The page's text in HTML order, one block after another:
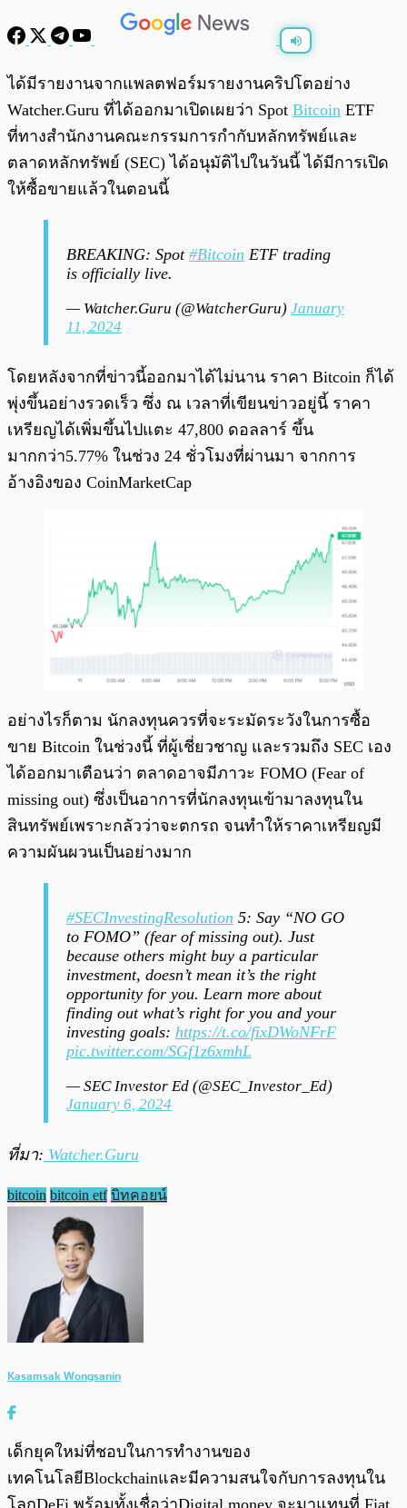
/
ได้มีรายงานจากแพลตฟอร์มรายงานคริปโตอย่าง
Watcher.Guru ที่ได้ออกมาเปิดเผยว่า Spot Bitcoin ETF
ที่ทางสำนักงานคณะกรรมการกำกับหลักทรัพย์และ
ตลาดหลักทรัพย์ (SEC) ได้อนุมัติไปในวันนี้ ได้มีการเปิด
ให้ซื้อขายแล้วในตอนนี้
BREAKING: Spot #Bitcoin ETF trading
is officially live.
— Watcher.Guru (@WatcherGuru) January
11, 2024
โดยหลังจากที่ข่าวนี้ออกมาได้ไม่นาน ราคา Bitcoin ก็ได้
พุ่งขึ้นอย่างรวดเร็ว ซึ่ง ณ เวลาที่เขียนข่าวอยู่นี้ ราคา
เหรียญได้เพิ่มขึ้นไปแตะ 47,800 ดอลลาร์ ขึ้น
มากกว่า5.77% ในช่วง 24 ชั่วโมงที่ผ่านมา จากการ
อ้างอิงของ CoinMarketCap
อย่างไรก็ตาม นักลงทุนควรที่จะระมัดระวังในการซื้อ
ขาย Bitcoin ในช่วงนี้ ที่ผู้เชี่ยวชาญ และรวมถึง SEC เอง
ได้ออกมาเตือนว่า ตลาดอาจมีภาวะ FOMO (Fear of
missing out) ซึ่งเป็นอาการที่นักลงทุนเข้ามาลงทุนใน
สินทรัพย์เพราะกลัวว่าจะตกรถ จนทำให้ราคาเหรียญมี
ความผันผวนเป็นอย่างมาก
#SECInvestingResolution 5: Say “NO GO
to FOMO” (fear of missing out). Just
because others might buy a particular
investment, doesn’t mean it’s the right
opportunity for you. Learn more about
finding out what’s right for you and your
investing goals: https://t.co/fixDWoNFrF
pic.twitter.com/SGf1z6xmhL
— SEC Investor Ed (@SEC_Investor_Ed)
January 6, 2024
ที่มา: Watcher.Guru
bitcoin bitcoin etf บิทคอยน์
Kasamsak Wongsanin
เด็กยุคใหม่ที่ชอบในการทำงานของ
เทคโนโลยีBlockchainและมีความสนใจกับการลงทุนใน
โลกDeFi พร้อมทั้งเชื่อว่าDigital money จะมาแทนที่ Fiat